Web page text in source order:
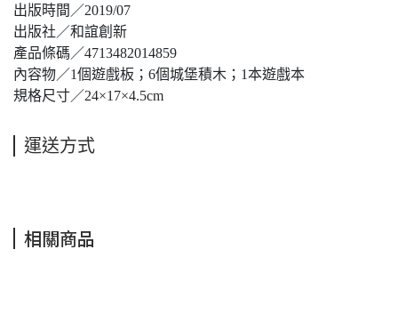
出版時間／2019/07
出版社／和誼創新
產品條碼／4713482014859
內容物／1個遊戲板；6個城堡積木；1本遊戲本
規格尺寸／24×17×4.5cm
運送方式
相關商品